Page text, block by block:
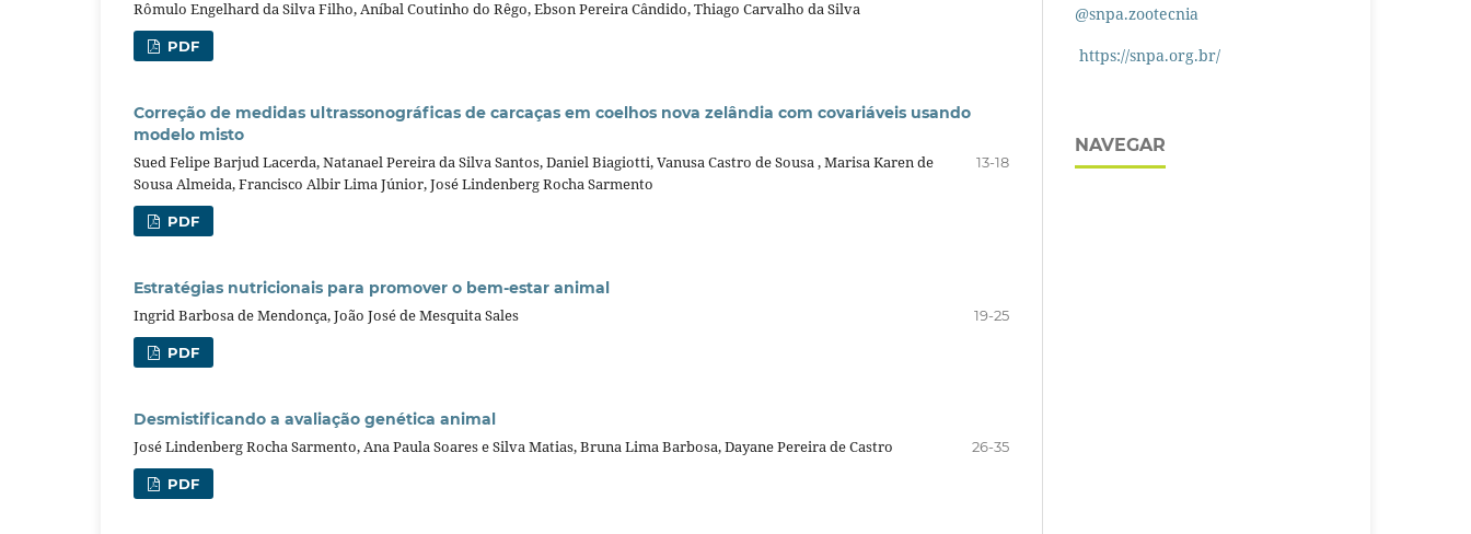
Rômulo Engelhard da Silva Filho, Aníbal Coutinho do Rêgo, Ebson Pereira Cândido, Thiago Carvalho da Silva
PDF
Correção de medidas ultrassonográficas de carcaças em coelhos nova zelândia com covariáveis usando
modelo misto
Sued Felipe Barjud Lacerda, Natanael Pereira da Silva Santos, Daniel Biagiotti, Vanusa Castro de Sousa , Marisa Karen de
Sousa Almeida, Francisco Albir Lima Júnior, José Lindenberg Rocha Sarmento
13-18
PDF
Estratégias nutricionais para promover o bem-estar animal
Ingrid Barbosa de Mendonça, João José de Mesquita Sales
19-25
PDF
Desmistificando a avaliação genética animal
José Lindenberg Rocha Sarmento, Ana Paula Soares e Silva Matias, Bruna Lima Barbosa, Dayane Pereira de Castro
26-35
PDF
@snpa.zootecnia
https://snpa.org.br/
NAVEGAR